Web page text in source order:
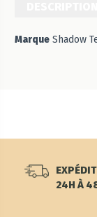
Marque Shadow
24H À